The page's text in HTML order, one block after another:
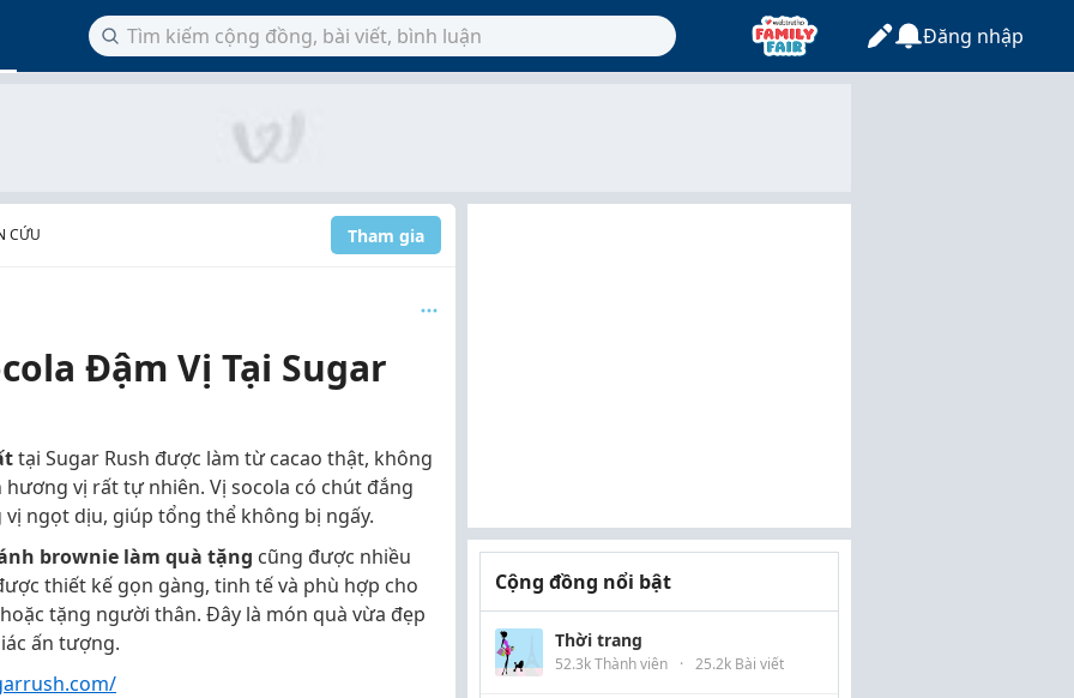
Đăng nhập
CỨU Tham gia
Đậm Vị Tại Sugar
tại Sugar Rush được làm từ cacao thật, không
vị rất tự nhiên. Vị socola có chút đắng
vị ngọt dịu, giúp tổng thể không bị ngấy.
brownie làm quà tặng cũng được nhiều
thiết kế gọn gàng, tinh tế và phù hợp cho
tặng người thân. Đây là món quà vừa đẹp
ấn tượng.
Cộng đồng nổi bật
Thời trang
52.3k Thành viên · 25.2k Bài viết